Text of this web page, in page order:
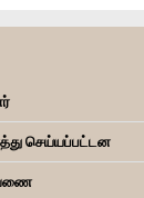
செய்யப்பட்டன